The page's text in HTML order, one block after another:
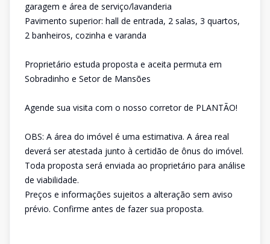
garagem e área de serviço/lavanderia
Pavimento superior: hall de entrada, 2 salas, 3 quartos,
2 banheiros, cozinha e varanda
Proprietário estuda proposta e aceita permuta em
Sobradinho e Setor de Mansões
Agende sua visita com o nosso corretor de PLANTÃO!
OBS: A área do imóvel é uma estimativa. A área real
deverá ser atestada junto à certidão de ônus do imóvel.
Toda proposta será enviada ao proprietário para análise
de viabilidade.
Preços e informações sujeitos a alteração sem aviso
prévio. Confirme antes de fazer sua proposta.